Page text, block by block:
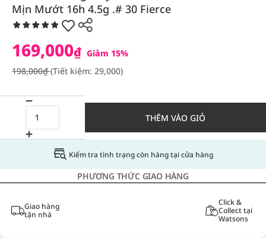
Mịn Mướt 16h 4.5g .# 30 Fierce
169,000₫ Giảm 15%
198,000₫(Tiết kiệm: 29,000)
THÊM VÀO GIỎ
Kiểm tra tình trạng còn hàng tại cửa hàng
PHƯƠNG THỨC GIAO HÀNG
Giao hàng
tận nhà
Click &
Collect tại
Watsons